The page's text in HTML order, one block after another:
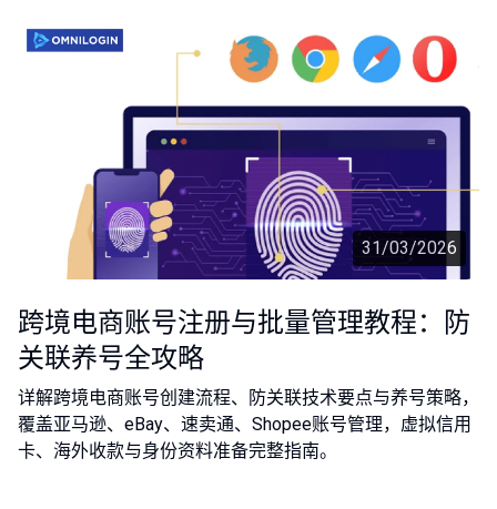
31/03/2026
跨境电商账号注册与批量管理教程：防
关联养号全攻略
详解跨境电商账号创建流程、防关联技术要点与养号策略，
覆盖亚马逊、eBay、速卖通、Shopee账号管理，虚拟信用
卡、海外收款与身份资料准备完整指南。